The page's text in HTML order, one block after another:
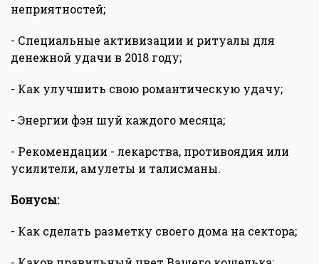
неприятностей;
- Специальные активизации и ритуалы для
денежной удачи в 2018 году;
- Как улучшить свою романтическую удачу;
- Энергии фэн шуй каждого месяца;
- Рекомендации - лекарства, противоядия или
усилители, амулеты и талисманы.
Бонусы:
- Как сделать разметку своего дома на сектора;